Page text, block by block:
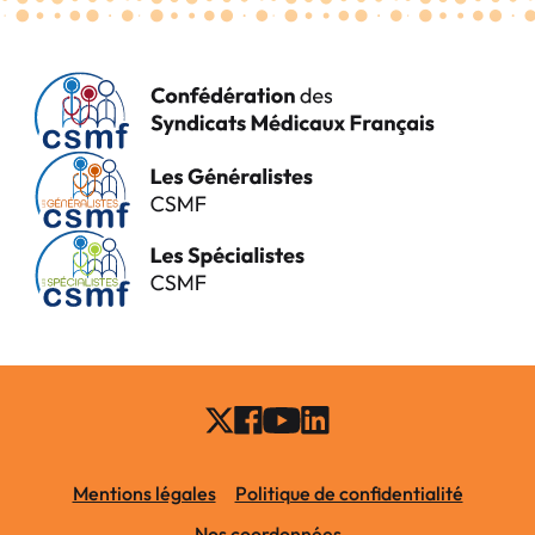
Mentions légales
Politique de confidentialité